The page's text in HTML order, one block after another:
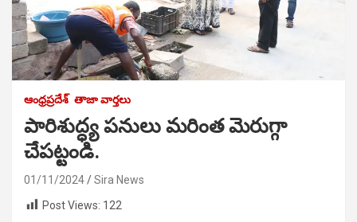
ఆంధ్రప్రదేశ్ తాజా వార్తలు
పారిశుద్ధ్య పనులు మరింత మెరుగ్గా
చేపట్టండి.
01/11/2024
Sira News
Post Views: 122